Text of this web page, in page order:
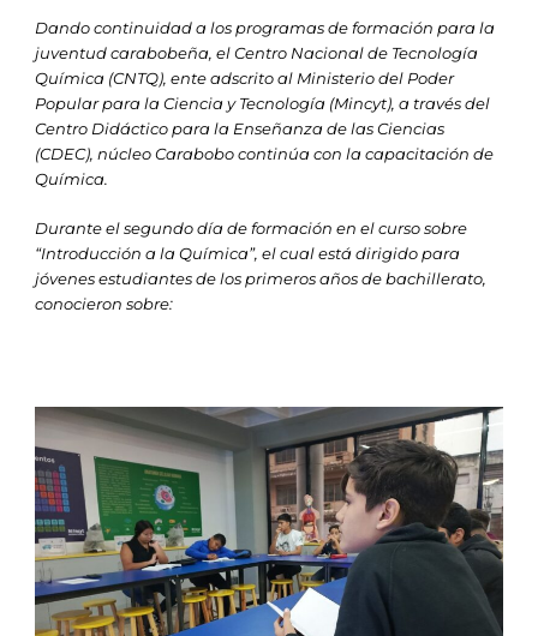
Dando continuidad a los programas de formación para la
juventud carabobeña, el Centro Nacional de Tecnología
Química (CNTQ), ente adscrito al Ministerio del Poder
Popular para la Ciencia y Tecnología (Mincyt), a través del
Centro Didáctico para la Enseñanza de las Ciencias
(CDEC), núcleo Carabobo continúa con la capacitación de
Química.
Durante el segundo día de formación en el curso sobre
“Introducción a la Química”, el cual está dirigido para
jóvenes estudiantes de los primeros años de bachillerato,
conocieron sobre: